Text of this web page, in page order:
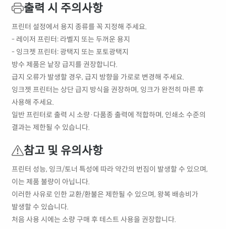
출력 시 주의사항
프린터 설정에서 용지 종류를 꼭 지정해 주세요.
- 레이저 프린터: 라벨지 또는 두꺼운 용지
- 잉크젯 프린터: 광택지 또는 포토광택지
방수 제품은 낱장 급지를 권장합니다.
급지 오류가 발생할 경우, 급지 방향을 가로로 변경해 주세요.
잉크젯 프린터는 상단 급지 방식을 권장하며, 잉크가 완전히 마른 후
사용해 주세요.
일반 프린터로 출력 시 소량·다품종 출력에 적합하며, 인쇄소 수준의
결과는 제한될 수 있습니다.
참고 및 유의사항
프린터 성능, 잉크/토너 특성에 따라 약간의 번짐이 발생할 수 있으며,
이는 제품 불량이 아닙니다.
이러한 사유로 인한 교환/환불은 제한될 수 있으며, 왕복 배송비가
발생할 수 있습니다.
처음 사용 시에는 소량 구매 후 테스트 사용을 권장합니다.